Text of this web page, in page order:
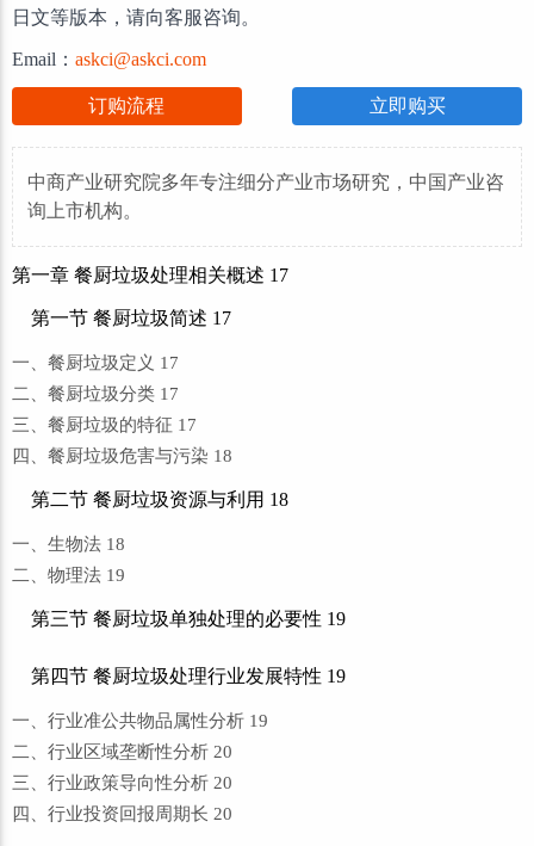
日文等版本，请向客服咨询。
Email： askci@askci.com
订购流程 立即购买
中商产业研究院多年专注细分产业市场研究，中国产业咨
询上市机构。
第一章 餐厨垃圾处理相关概述 17
第一节 餐厨垃圾简述 17
一、餐厨垃圾定义 17
二、餐厨垃圾分类 17
三、餐厨垃圾的特征 17
四、餐厨垃圾危害与污染 18
第二节 餐厨垃圾资源与利用 18
一、生物法 18
二、物理法 19
第三节 餐厨垃圾单独处理的必要性 19
第四节 餐厨垃圾处理行业发展特性 19
一、行业准公共物品属性分析 19
二、行业区域垄断性分析 20
三、行业政策导向性分析 20
四、行业投资回报周期长 20